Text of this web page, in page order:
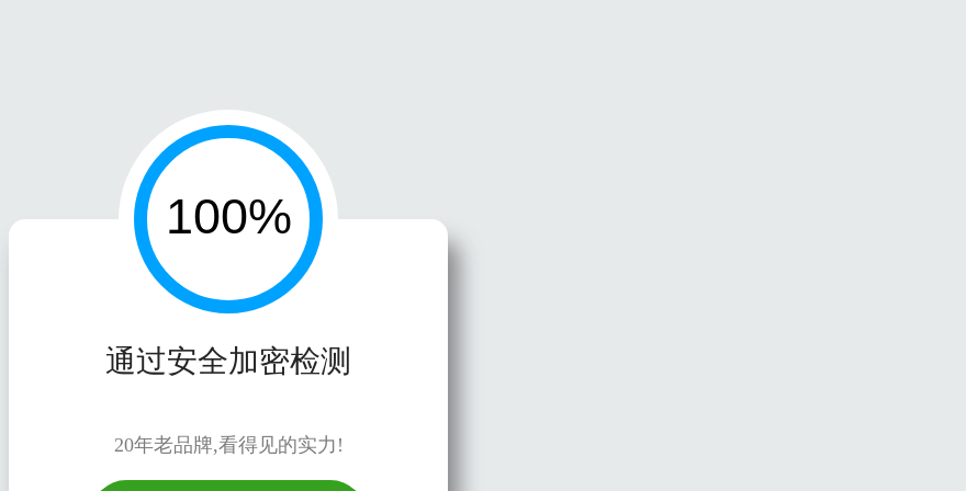
通过安全加密检测
20年老品牌,看得见的实力!